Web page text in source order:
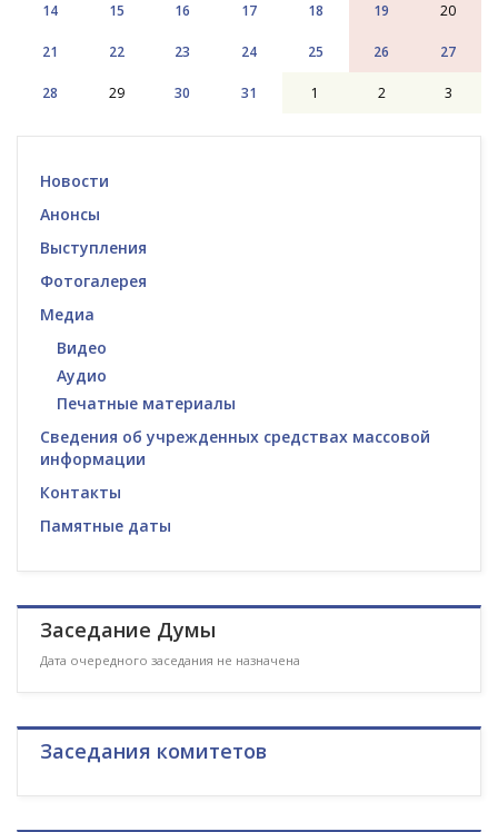
14 15 16 17 18 19 20
21 22 23 24 25 26 27
28 29 30 31 1 2 3
Новости
Анонсы
Выступления
Фотогалерея
Медиа
Видео
Аудио
Печатные материалы
Сведения об учрежденных средствах массовой
информации
Контакты
Памятные даты
Заседание Думы
Дата очередного заседания не назначена
Заседания комитетов